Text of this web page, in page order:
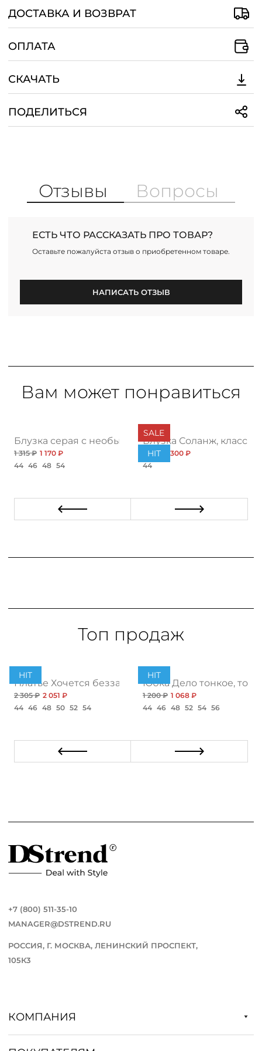
ДОСТАВКА И ВОЗВРАТ
ОПЛАТА
СКАЧАТЬ
ПОДЕЛИТЬСЯ
Отзывы Вопросы
ЕСТЬ ЧТО РАССКАЗАТЬ ПРО ТОВАР?
Оставьте пожалуйста отзыв о приобретенном товаре.
НАПИСАТЬ ОТЗЫВ
Вам может понравиться
Блузка серая с необычным воротником
1 315 ₽ 1 170 ₽
44 46 48 54
SALE
HIT
Блузка Соланж, класс
1 032 ₽
300 ₽
44
Топ продаж
HIT
Платье Хочется беззаботности, топ
2 305 ₽ 2 051 ₽
44 46 48 50 52 54
HIT
Юбка Дело тонкое, топ
1 200 ₽ 1 068 ₽
44 46 48 52 54 56
+7 (800) 511-35-10
MANAGER@DSTREND.RU
РОССИЯ, Г. МОСКВА, ЛЕНИНСКИЙ ПРОСПЕКТ,
105К3
КОМПАНИЯ